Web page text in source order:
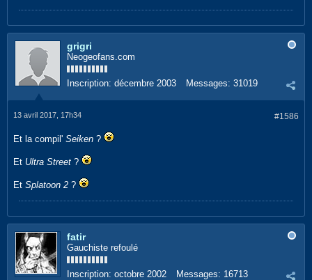
grigri
Neogeofans.com
Inscription: décembre 2003 Messages: 31019
#1586
13 avril 2017, 17h34
Et la compil' Seiken ?
Et Ultra Street ?
Et Splatoon 2 ?
fatir
Gauchiste refoulé
Inscription: octobre 2002 Messages: 16713